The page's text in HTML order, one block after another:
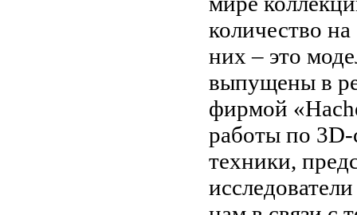
количество
них – это
выпущены в
фирмой
работы по
техники,